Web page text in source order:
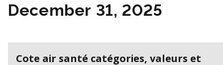
December 31, 2025
Cote air santé catégories, valeurs et